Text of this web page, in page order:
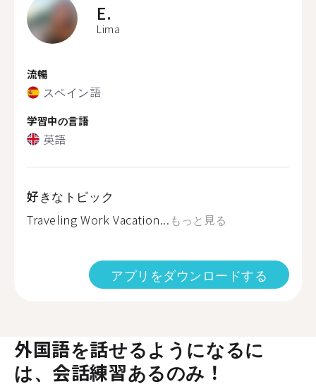
E.
Lima
流暢
スペイン語
学習中の言語
英語
好きなトピック
Traveling Work Vacation... もっと見る
アプリをダウンロードする
外国語を話せるようになるに
は、会話練習あるのみ！